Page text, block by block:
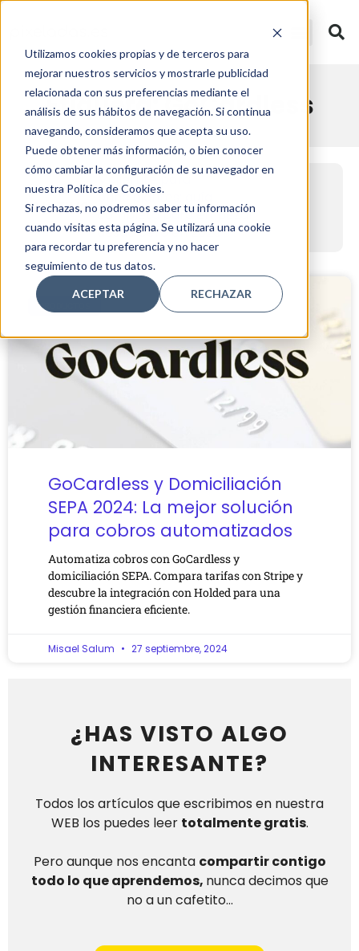
Utilizamos cookies propias y de terceros para
mejorar nuestros servicios y mostrarle publicidad
relacionada con sus preferencias mediante el
análisis de sus hábitos de navegación. Si continua
navegando, consideramos que acepta su uso.
Puede obtener más información, o bien conocer
cómo cambiar la configuración de su navegador en
nuestra Política de Cookies.
Si rechazas, no podremos saber tu información
cuando visitas esta página. Se utilizará una cookie
para recordar tu preferencia y no hacer
seguimiento de tus datos.
ACEPTAR RECHAZAR
Etiqueta: GoCardless
LO ÚLTIMO
MailerLite para
principiantes: guía
completa para empezar
desde cero en 2026
SE Ranking y la Inteligencia
Artificial: nuevas funciones
que están cambiando el
SEO en 2026
Automatización inteligente
de email marketing en
2026: cómo usar MailerLite
para escalar tu negocio
PRODUCTOS
GoCardless y Domiciliación
SEPA 2024: La mejor solución
para cobros automatizados
Automatiza cobros con GoCardless y
domiciliación SEPA. Compara tarifas con Stripe y
descubre la integración con Holded para una
gestión financiera eficiente.
Misael Salum 27 septiembre, 2024
¿HAS VISTO ALGO
INTERESANTE?
Todos los artículos que escribimos en nuestra
WEB los puedes leer totalmente gratis.
Pero aunque nos encanta compartir contigo
todo lo que aprendemos, nunca decimos que
no a un cafetito…